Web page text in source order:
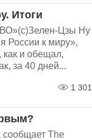
Итоги
Цзы Ну
России к миру»,
и обещал,
за 40 дней...
1 301
The